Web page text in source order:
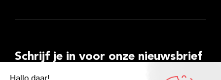
Schrijf je in voor onze nieuwsbrief